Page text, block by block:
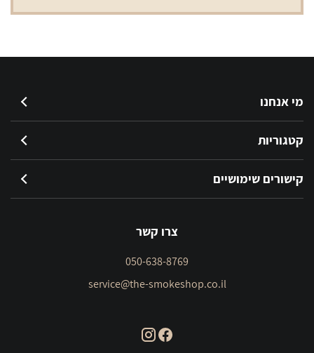
מי אנחנו
קטגוריות
קישורים שימושיים
צרו קשר
050-638-8769
service@the-smokeshop.co.il